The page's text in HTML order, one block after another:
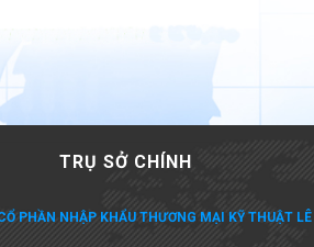
TRỤ SỞ CHÍNH
PHẦN NHẬP KHẨU THƯƠNG MẠI KỸ THUẬT LÊ